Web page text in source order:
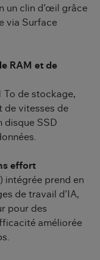
un clin d’œil grâce
via Surface
RAM et de
To de stockage,
de vitesses de
disque SSD
effort
intégrée prend en
de travail d’IA,
pour des
améliorée